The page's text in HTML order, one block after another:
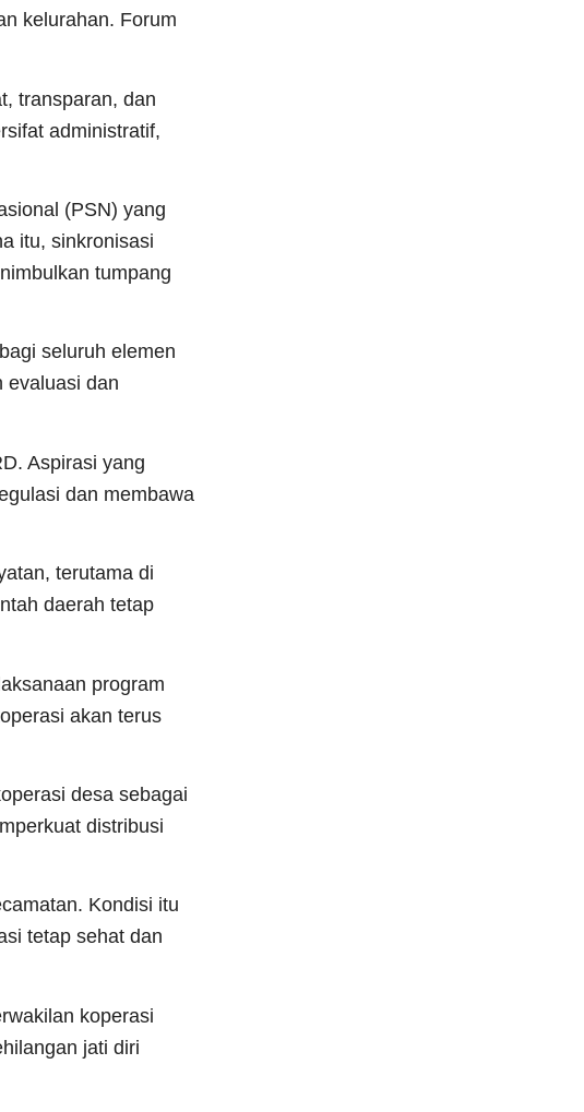
kelurahan. Forum
transparan, dan
administratif,
(PSN) yang
itu, sinkronisasi
tumpang
seluruh elemen
evaluasi dan
Aspirasi yang
dan membawa
terutama di
daerah tetap
program
akan terus
desa sebagai
distribusi
Kondisi itu
tetap sehat dan
koperasi
jati diri